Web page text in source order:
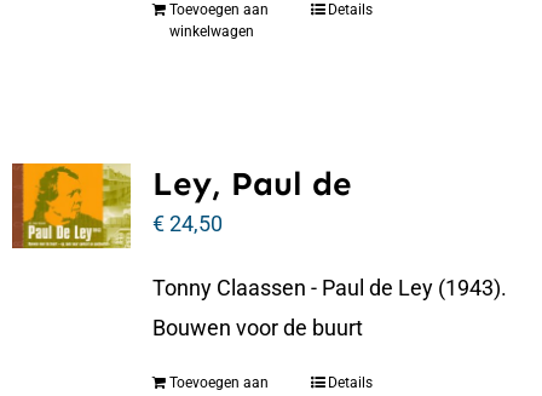
Toevoegen aan
winkelwagen
Details
Ley, Paul de
€24,50
Tonny Claassen - Paul de Ley (1943).
Bouwen voor de buurt
Toevoegen aan
Details